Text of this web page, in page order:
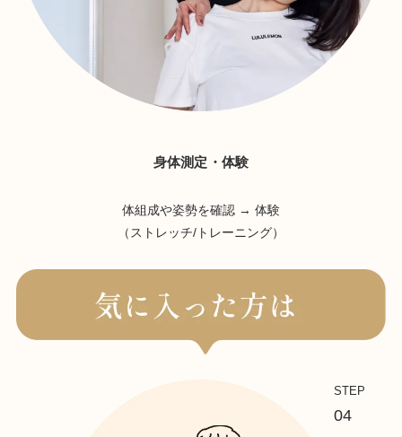
身体測定・体験
体組成や姿勢を確認 → 体験
（ストレッチ/トレーニング）
STEP
04